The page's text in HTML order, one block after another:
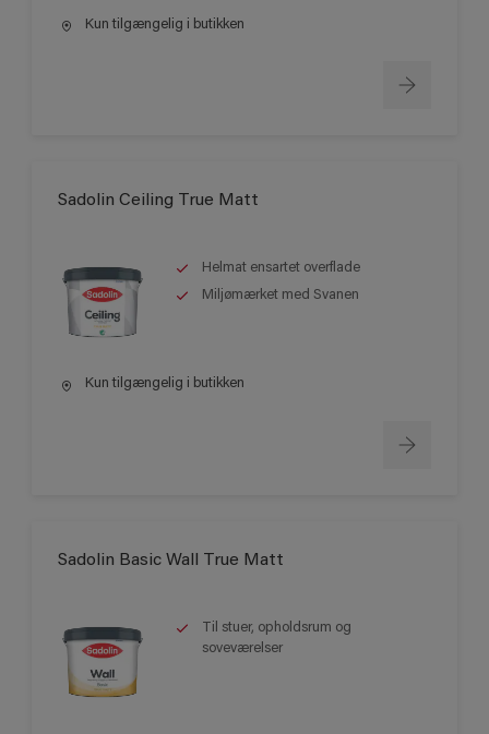
Kun tilgængelig i butikken
Sadolin Ceiling True Matt
Helmat ensartet overflade
Miljømærket med Svanen
Kun tilgængelig i butikken
Sadolin Basic Wall True Matt
Til stuer, opholdsrum og
soveværelser